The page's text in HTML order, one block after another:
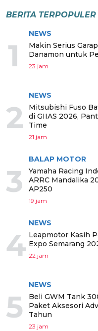
BERITA TERPOPULER
1
NEWS
Makin Serius
Danamon untuk
23 jam
2
NEWS
Mitsubishi Fuso
di GIIAS 2026,
Time
21 jam
3
BALAP MOTOR
Yamaha Racing
ARRC Mandalika
AP250
19 jam
4
NEWS
Leapmotor Kasih
Expo Semarang
22 jam
5
NEWS
Beli GWM Tank
Paket Aksesori
Tahun
23 jam